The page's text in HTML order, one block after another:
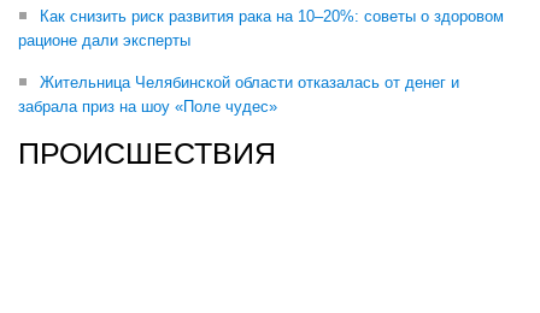
Как снизить риск развития рака на 10–20%: советы о здоровом
рационе дали эксперты
Жительница Челябинской области отказалась от денег и
забрала приз на шоу «Поле чудес»
ПРОИСШЕСТВИЯ